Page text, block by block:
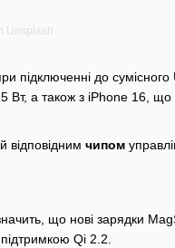
Unsplash
підключенні до
Вт, а також з iPhone 16,
відповідним чипом
що нов͏і заряд͏ки
Qi 2.2.